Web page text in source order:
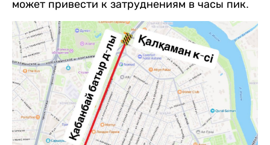
может привести к затруднениям в часы пик.